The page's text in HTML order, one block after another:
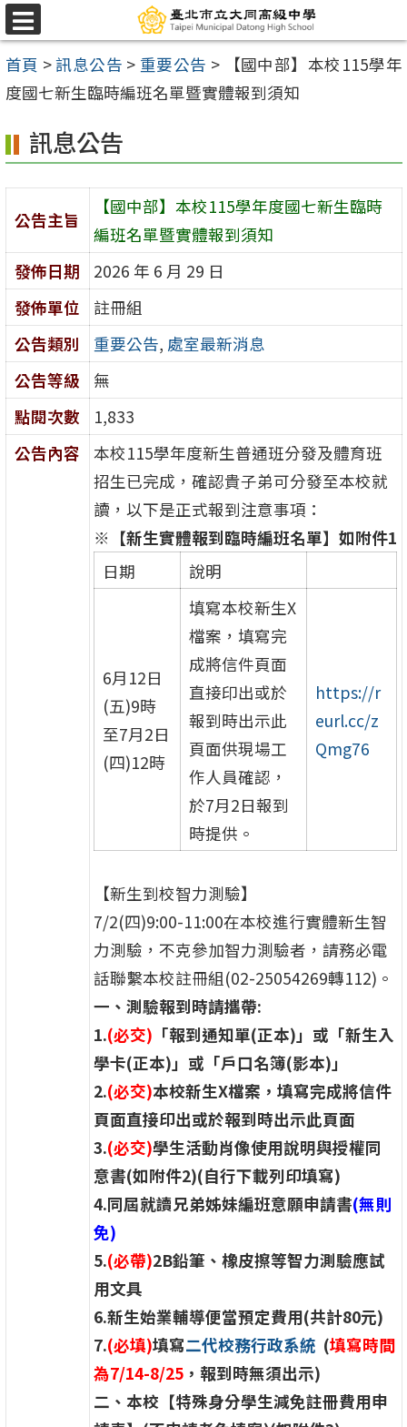
跳
至
主
要
容
區
選
單
首頁 >訊息公告 > 重要公告 >
【國中部】本校115學年
度國七新生臨時編班名單暨實體報到須知
訊息公告
公告主旨
【國中部】本校115學年度國七新生臨時
編班名單暨實體報到須知
發佈日期
2026 年 6 月 29 日
發佈單位
註冊組
公告類別
重要公告, 處室最新消息
公告等級
無
點閱次數
1,833
公告內容
本校115學年度新生普通班分發及體育班
招生已完成，確認貴子弟可分發至本校就
讀，以下是正式報到注意事項：
※【新生實體報到臨時編班名單】如附件1
日期
說明
6月12日
(五)9時
至7月2日
(四)12時
填寫本校新生X
檔案，填寫完
成將信件頁面
直接印出或於
報到時出示此
頁面供現場工
作人員確認，
於7月2日報到
時提供。
https://r
eurl.cc/z
Qmg76
【新生到校智力測驗】
7/2(四)9:00-11:00在本校進行實體新生智
力測驗，不克參加智力測驗者，請務必電
話聯繫本校註冊組(02-25054269轉112)。
一、測驗報到時請攜帶:
1.(必交) 「報到通知單(正本)」或「新生入
學卡(正本)」或「戶口名簿(影本)」
2.(必交)本校新生X檔案，填寫完成將信件
頁面直接印出或於報到時出示此頁面
3.(必交)學生活動肖像使用說明與授權同
意書(如附件2)(自行下載列印填寫)
4.同屆就讀兄弟姊妹編班意願申請書(無則
免)
5.(必帶)2B鉛筆、橡皮擦等智力測驗應試
用文具
6.新生始業輔導便當預定費用(共計80元)
7.(必填)填寫二代校務行政系統 (填寫時間
為7/14-8/25，報到時無須出示)
二、本校【特殊身分學生減免註冊費用申